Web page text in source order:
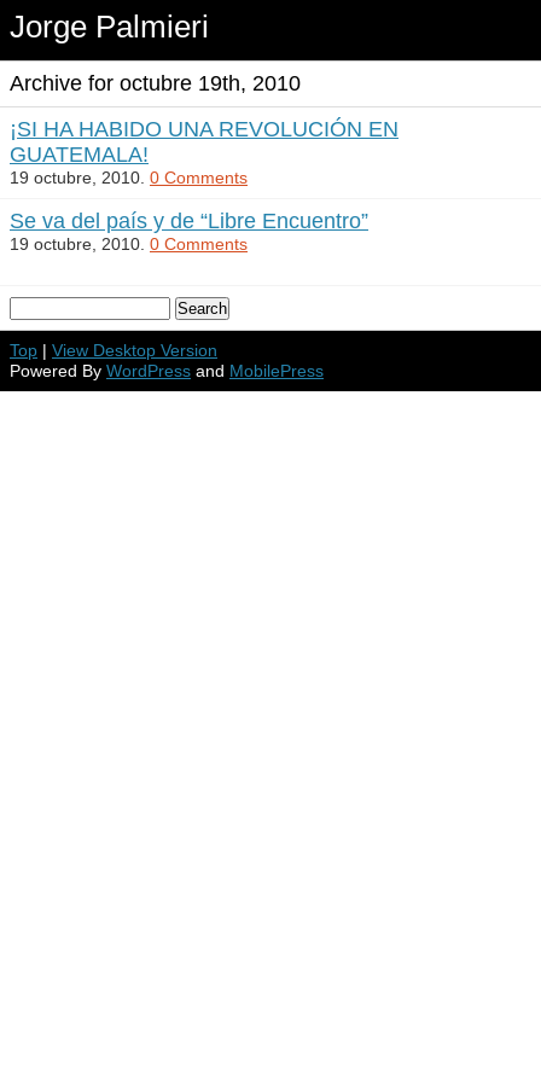
Jorge Palmieri
Archive for octubre 19th, 2010
¡SI HA HABIDO UNA REVOLUCIÓN EN
GUATEMALA!
19 octubre, 2010. 0 Comments
Se va del país y de “Libre Encuentro”
19 octubre, 2010. 0 Comments
Top | View Desktop Version
Powered By WordPress and MobilePress